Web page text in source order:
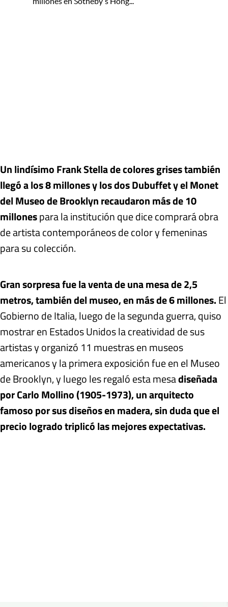
Un lindísimo Frank Stella de colores grises también
llegó a los 8 millones y los dos Dubuffet y el Monet
del Museo de Brooklyn recaudaron más de 10
millonespara la institución que dice comprará obra
de artista contemporáneos de color y femeninas
para su colección.
Gran sorpresa fue la venta de una mesa de 2,5
metros, también del museo, en más de 6 millones.El
Gobierno de Italia, luego de la segunda guerra, quiso
mostrar en Estados Unidos la creatividad de sus
artistas y organizó 11 muestras en museos
americanos y la primera exposición fue en el Museo
de Brooklyn, y luego les regaló esta mesadiseñada
por Carlo Mollino (1905-1973), un arquitecto
famoso por sus diseños en madera, sin duda que el
precio logrado triplicó las mejores expectativas.